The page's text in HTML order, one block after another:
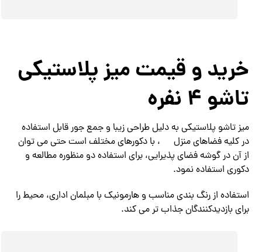
خرید و قیمت میز پلاستیکی
تاشو 4 نفره
میز تاشو پلاستیکی به دلیل طراحی زیبا و جمع جور قابل استفاده
در کلیه فضاهای منزل
، با دکورهای مختلف است حتی می ‌توان
از آن در گوشه فضای پذیرایی، برای استفاده دو منظوره مطالعه و
دکوری استفاده نمود.
استفاده از رنگ بندی مناسب و هارمونیک با مبلمان اداری، محیط را
برای بازدیدکنندگان جذاب‌ تر می‌ کند.